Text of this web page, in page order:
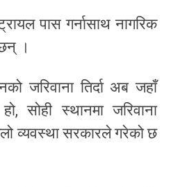
पास गर्नासाथ नागरिक
।
जरिवाना तिर्दा अब जहाँ
सोही स्थानमा जरिवाना
व्यवस्था सरकारले गरेको छ